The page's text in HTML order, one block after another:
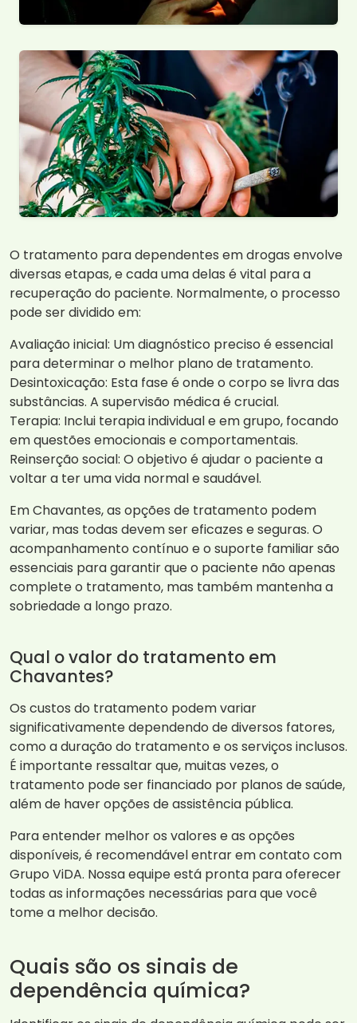
O tratamento para dependentes em drogas envolve
diversas etapas, e cada uma delas é vital para a
recuperação do paciente. Normalmente, o processo
pode ser dividido em:
Avaliação inicial: Um diagnóstico preciso é essencial
para determinar o melhor plano de tratamento.
Desintoxicação: Esta fase é onde o corpo se livra das
substâncias. A supervisão médica é crucial.
Terapia: Inclui terapia individual e em grupo, focando
em questões emocionais e comportamentais.
Reinserção social: O objetivo é ajudar o paciente a
voltar a ter uma vida normal e saudável.
Em Chavantes, as opções de tratamento podem
variar, mas todas devem ser eficazes e seguras. O
acompanhamento contínuo e o suporte familiar são
essenciais para garantir que o paciente não apenas
complete o tratamento, mas também mantenha a
sobriedade a longo prazo.
Qual o valor do tratamento em
Chavantes?
Os custos do tratamento podem variar
significativamente dependendo de diversos fatores,
como a duração do tratamento e os serviços inclusos.
É importante ressaltar que, muitas vezes, o
tratamento pode ser financiado por planos de saúde,
além de haver opções de assistência pública.
Para entender melhor os valores e as opções
disponíveis, é recomendável entrar em contato com
Grupo ViDA. Nossa equipe está pronta para oferecer
todas as informações necessárias para que você
tome a melhor decisão.
Quais são os sinais de
dependência química?